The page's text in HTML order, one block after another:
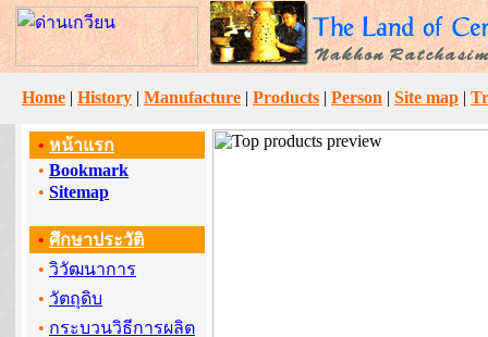
Home | History | Manufacture | Products | Person | Site map |
• หน้าแรก
• Bookmark
• Sitemap
• ศึกษาประวัติ
• วิวัฒนาการ
• วัตถุดิบ
• กระบวนวิธีการผลิต